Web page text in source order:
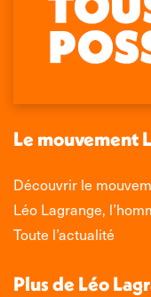
Facebook
s'ouvre
une
fenêtre
page
X
s'ouvre
une
fenêtre
page
LinkedIn
s'ouvre
une
fenêtre
page
s'ouvre
une
nouvelle
fenêtre
Le mouvement
Découvrir le
Léo Lagrange,
Toute l’actualité
Plus de Léo